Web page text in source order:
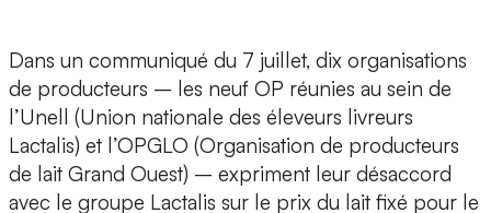
Dans un communiqué du 7 juillet, dix organisations
de producteurs – les neuf OP réunies au sein de
l’Unell (Union nationale des éleveurs livreurs
Lactalis) et l’OPGLO (Organisation de producteurs
de lait Grand Ouest) – expriment leur désaccord
avec le groupe Lactalis sur le prix du lait fixé pour le